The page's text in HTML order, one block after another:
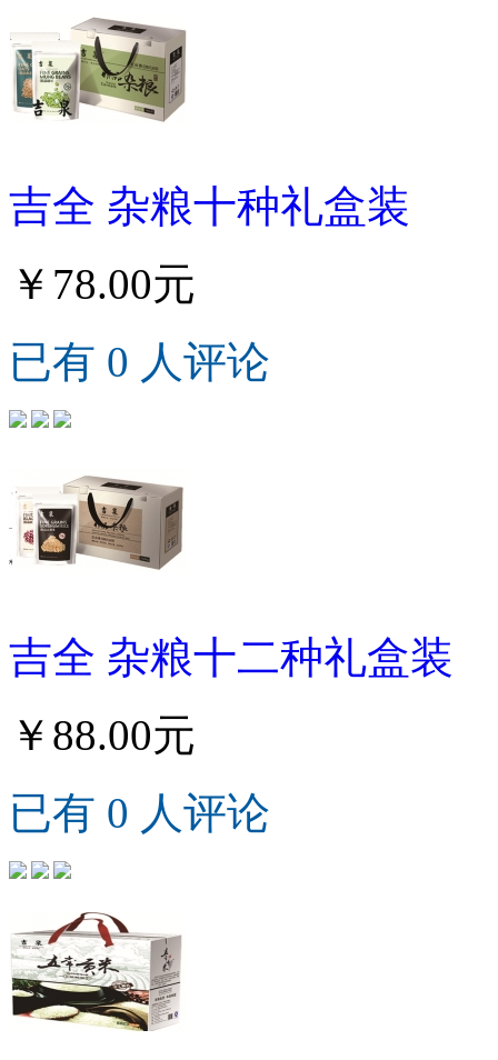
吉全 杂粮十种礼盒装
￥78.00元
已有 0 人评论
吉全 杂粮十二种礼盒装
￥88.00元
已有 0 人评论